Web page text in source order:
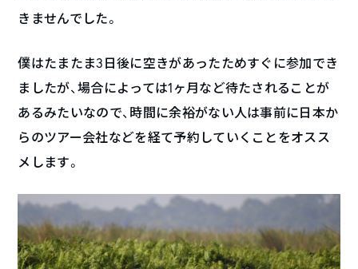
きませんでした。
僕はたまたま3日後に空きがあったためすぐに参加でき
ましたが、場合によっては1ヶ月など待たされることが
あるみたいなので、時間に余裕がない人は事前に日本か
らのツアー会社などを経て予約していくことをオスス
メします。